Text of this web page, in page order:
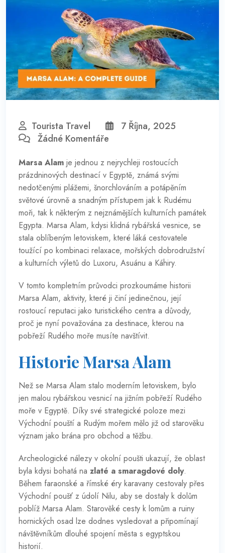
Tourista Travel
7 Října, 2025
Žádné Komentáře
Marsa Alam je jednou z nejrychleji rostoucích
prázdninových destinací v Egyptě, známá svými
nedotčenými plážemi, šnorchlováním a potápěním
světové úrovně a snadným přístupem jak k Rudému
moři, tak k některým z nejznámějších kulturních památek
Egypta. Marsa Alam, kdysi klidná rybářská vesnice, se
stala oblíbeným letoviskem, které láká cestovatele
toužící po kombinaci relaxace, mořských dobrodružství
a kulturních výletů do Luxoru, Asuánu a Káhiry.
V tomto kompletním průvodci prozkoumáme historii
Marsa Alam, aktivity, které ji činí jedinečnou, její
rostoucí reputaci jako turistického centra a důvody,
proč je nyní považována za destinace, kterou na
pobřeží Rudého moře musíte navštívit.
Historie Marsa Alam
Než se Marsa Alam stalo moderním letoviskem, bylo
jen malou rybářskou vesnicí na jižním pobřeží Rudého
moře v Egyptě. Díky své strategické poloze mezi
Východní pouští a Rudým mořem mělo již od starověku
význam jako brána pro obchod a těžbu.
Archeologické nálezy v okolní poušti ukazují, že oblast
byla kdysi bohatá na zlaté a smaragdové doly.
Během faraonské a římské éry karavany cestovaly přes
Východní poušť z údolí Nilu, aby se dostaly k dolům
poblíž Marsa Alam. Starověké cesty k lomům a ruiny
hornických osad lze dodnes vysledovat a připomínají
návštěvníkům dlouhé spojení města s egyptskou
historií.